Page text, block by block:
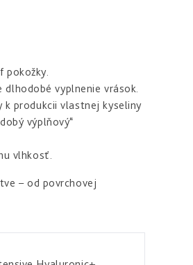
pokožky.
vyplnenie vrások.
produkcii vlastnej kyseliny
výplňový“
vlhkosť.
– od povrchovej